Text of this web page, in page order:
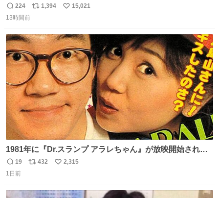
た！よかったーーー！ファーストぼこぼこ自分じゃなく
て！これで第二波いつでもいけます！！！✌️いやーほっと
は乾燥パスタに負けます。豆腐くらいやわやわです。
返
信
224
リ
ト
数
1,394
い
数
15,021
13時間前
1981年に『Dr.スランプ アラレちゃん』が放映開始された
直後の鳥山明さんと、小山茉美さんです。
返
信
19
リ
432
い
2,315
1日前